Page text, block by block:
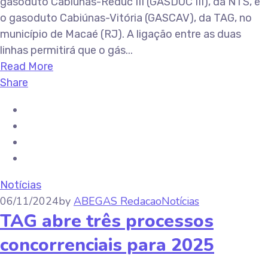
o gasoduto Cabiúnas-Vitória (GASCAV), da TAG, no
município de Macaé (RJ). A ligação entre as duas
linhas permitirá que o gás...
Read More
Share
Notícias
06/11/2024by ABEGAS RedacaoNotícias
TAG abre três processos
concorrenciais para 2025